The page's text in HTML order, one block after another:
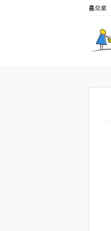
홈으로